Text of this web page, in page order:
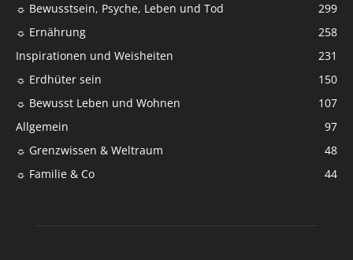
☼ Bewusstsein, Psyche, Leben und Tod
299
☼ Ernährung
258
Inspirationen und Weisheiten
231
☼ Erdhüter sein
150
☼ Bewusst Leben und Wohnen
107
Allgemein
97
☼ Grenzwissen & Weltraum
48
☼ Familie & Co
44